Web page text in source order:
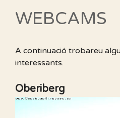
WEBCAMS
A continuació trobareu
interessants.
Oberiberg